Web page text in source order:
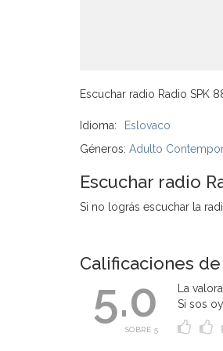
Escuchar radio Radio SPK
Idioma:
Eslovaco
Géneros: Adulto
Escuchar radio
Si no lográs escuchar la
Calificaciones
5.0
SOBRE 5
La
Si sos